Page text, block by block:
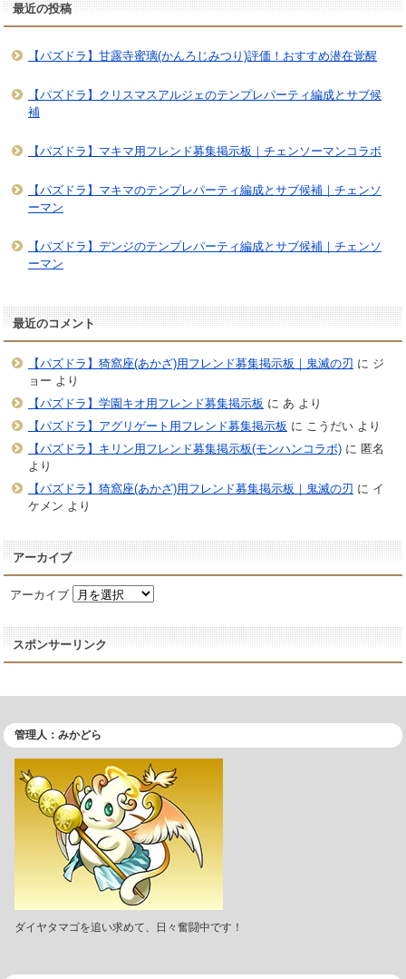
最近の投稿
【パズドラ】甘露寺蜜璃(かんろじみつり)評価！おすすめ潜在覚醒
【パズドラ】クリスマスアルジェのテンプレパーティ編成とサブ候
補
【パズドラ】マキマ用フレンド募集掲示板｜チェンソーマンコラボ
【パズドラ】マキマのテンプレパーティ編成とサブ候補｜チェンソ
ーマン
【パズドラ】デンジのテンプレパーティ編成とサブ候補｜チェンソ
ーマン
最近のコメント
【パズドラ】猗窩座(あかざ)用フレンド募集掲示板｜鬼滅の刃 に ジ
ョー より
【パズドラ】学園キオ用フレンド募集掲示板 に あ より
【パズドラ】アグリゲート用フレンド募集掲示板 に こうだいより
【パズドラ】キリン用フレンド募集掲示板(モンハンコラボ)に 匿名
より
【パズドラ】猗窩座(あかざ)用フレンド募集掲示板｜鬼滅の刃 に イ
ケメン より
アーカイブ
アーカイブ
スポンサーリンク
管理人：みかどら
ダイヤタマゴを追い求めて、日々奮闘中です！